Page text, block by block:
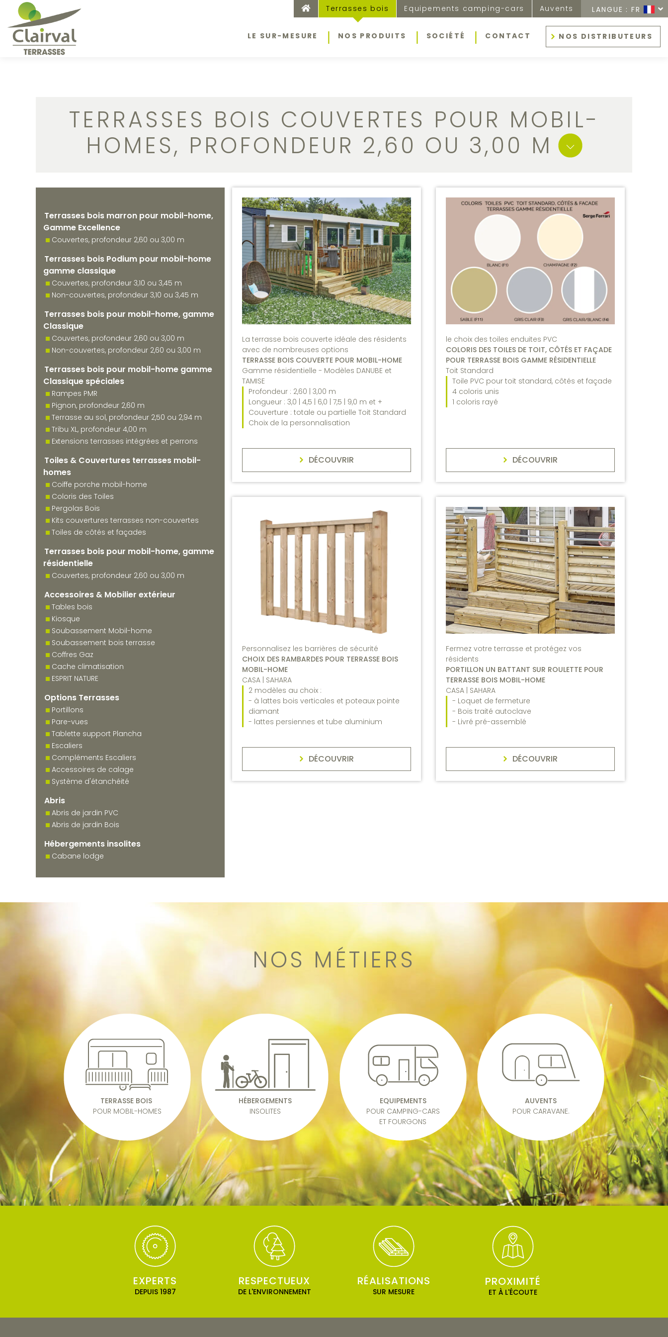
LANGUE :FR
Terrasses bois Equipements camping-cars Auvents
LE SUR-MESURE NOS PRODUITS SOCIÉTÉ CONTACT NOS DISTRIBUTEURS
TERRASSES BOIS COUVERTES POUR MOBIL-
HOMES, PROFONDEUR 2,60 OU 3,00 M
Terrasses bois marron pour mobil-home,
Gamme Excellence
Couvertes, profondeur 2,60 ou 3,00 m
Terrasses bois Podium pour mobil-home
gamme classique
Couvertes, profondeur 3,10 ou 3,45 m
Non-couvertes, profondeur 3,10 ou 3,45 m
Terrasses bois pour mobil-home, gamme
Classique
Couvertes, profondeur 2,60 ou 3,00 m
Non-couvertes, profondeur 2,60 ou 3,00 m
Terrasses bois pour mobil-home gamme
Classique spéciales
Rampes PMR
Pignon, profondeur 2,60 m
Terrasse au sol, profondeur 2,50 ou 2,94 m
Tribu XL, profondeur 4,00 m
Extensions terrasses intégrées et perrons
Toiles & Couvertures terrasses mobil-
homes
Coiffe porche mobil-home
Coloris des Toiles
Pergolas Bois
Kits couvertures terrasses non-couvertes
Toiles de côtés et façades
Terrasses bois pour mobil-home, gamme
résidentielle
Couvertes, profondeur 2,60 ou 3,00 m
Accessoires & Mobilier extérieur
Tables bois
Kiosque
Soubassement Mobil-home
Soubassement bois terrasse
Coffres Gaz
Cache climatisation
ESPRIT NATURE
Options Terrasses
Portillons
Pare-vues
Tablette support Plancha
Escaliers
Compléments Escaliers
Accessoires de calage
Système d'étanchéité
Abris
Abris de jardin PVC
Abris de jardin Bois
Hébergements insolites
Cabane lodge
La terrasse bois couverte idéale des résidents
avec de nombreuses options
TERRASSE BOIS COUVERTE POUR MOBIL-HOME
Gamme résidentielle - Modèles DANUBE et
TAMISE
Profondeur : 2,60 | 3,00 m
Longueur : 3,0 | 4,5 | 6,0 | 7,5 | 9,0 m et +
Couverture : totale ou partielle Toit Standard
Choix de la personnalisation
DÉCOUVRIR
le choix des toiles enduites PVC
COLORIS DES TOILES DE TOIT, CÔTÉS ET FAÇADE
POUR TERRASSE BOIS GAMME RÉSIDENTIELLE
Toit Standard
Toile PVC pour toit standard, côtés et façade
4 coloris unis
1 coloris rayé
DÉCOUVRIR
Personnalisez les barrières de sécurité
CHOIX DES RAMBARDES POUR TERRASSE BOIS
MOBIL-HOME
CASA | SAHARA
2 modèles au choix :
- à lattes bois verticales et poteaux pointe
diamant
- lattes persiennes et tube aluminium
DÉCOUVRIR
Fermez votre terrasse et protégez vos
résidents
PORTILLON UN BATTANT SUR ROULETTE POUR
TERRASSE BOIS MOBIL-HOME
CASA | SAHARA
- Loquet de fermeture
- Bois traité autoclave
- Livré pré-assemblé
DÉCOUVRIR
NOS MÉTIERS
TERRASSE BOIS
POUR MOBIL-HOMES
HÉBERGEMENTS
INSOLITES
EQUIPEMENTS
POUR CAMPING-CARS
ET FOURGONS
AUVENTS
POUR CARAVANE.
EXPERTS
DEPUIS 1987
RESPECTUEUX
DE L'ENVIRONNEMENT
RÉALISATIONS
SUR MESURE
PROXIMITÉ
ET À L'ÉCOUTE